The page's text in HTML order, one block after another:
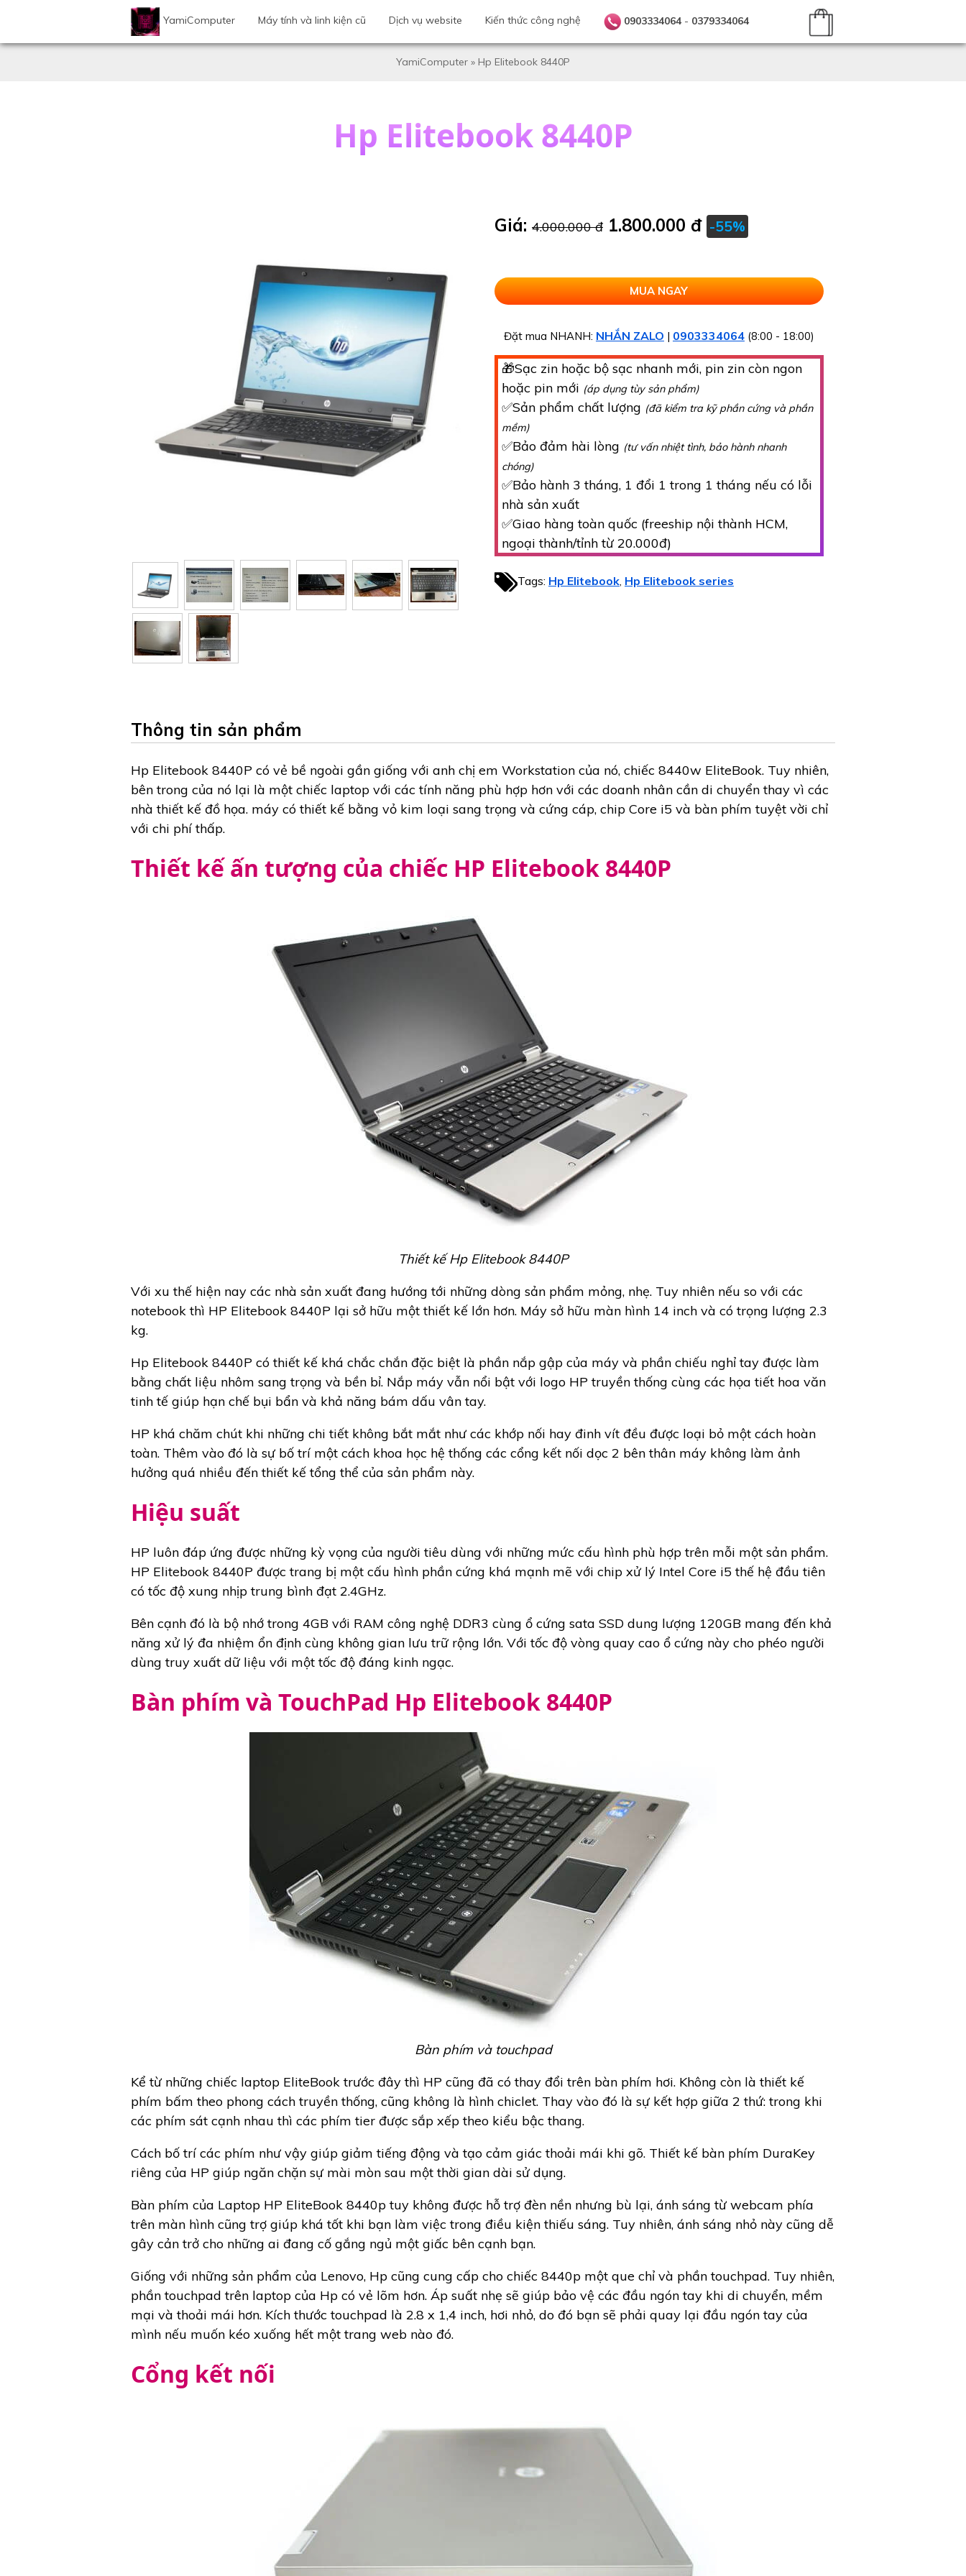
YamiComputer Máy tính và linh kiện cũ Dịch vụ website Kiến thức công nghệ 0903334064- 0379334064
YamiComputer » Hp Elitebook 8440P
Hp Elitebook 8440P
Giá: 4.000.000 đ 1.800.000 đ -55%
Đặt mua NHANH: NHẮN ZALO | 0903334064(8:00 - 18:00)
🎁Sạc zin hoặc bộ sạc nhanh mới, pin zin còn ngon
hoặc pin mới (áp dụng tùy sản phẩm)
✅Sản phẩm chất lượng (đã kiểm tra kỹ phần cứng và phần
mềm)
✅Bảo đảm hài lòng (tư vấn nhiệt tình, bảo hành nhanh
chóng)
✅Bảo hành 3 tháng, 1 đổi 1 trong 1 tháng nếu có lỗi
nhà sản xuất
✅Giao hàng toàn quốc (freeship nội thành HCM,
ngoại thành/tỉnh từ 20.000đ)
Tags: Hp Elitebook, Hp Elitebook series
Thông tin sản phẩm
Hp Elitebook 8440P có vẻ bề ngoài gần giống với anh chị em Workstation của nó, chiếc 8440w EliteBook. Tuy nhiên,
bên trong của nó lại là một chiếc laptop với các tính năng phù hợp hơn với các doanh nhân cần di chuyển thay vì các
nhà thiết kế đồ họa. máy có thiết kế bằng vỏ kim loại sang trọng và cứng cáp, chip Core i5 và bàn phím tuyệt vời chỉ
với chi phí thấp.
Thiết kế ấn tượng của chiếc HP Elitebook 8440P
Thiết kế Hp Elitebook 8440P
Với xu thế hiện nay các nhà sản xuất đang hướng tới những dòng sản phẩm mỏng, nhẹ. Tuy nhiên nếu so với các
notebook thì HP Elitebook 8440P lại sở hữu một thiết kế lớn hơn. Máy sở hữu màn hình 14 inch và có trọng lượng 2.3
kg.
Hp Elitebook 8440P có thiết kế khá chắc chắn đặc biệt là phần nắp gập của máy và phần chiếu nghỉ tay được làm
bằng chất liệu nhôm sang trọng và bền bỉ. Nắp máy vẫn nổi bật với logo HP truyền thống cùng các họa tiết hoa văn
tinh tế giúp hạn chế bụi bẩn và khả năng bám dấu vân tay.
HP khá chăm chút khi những chi tiết không bắt mắt như các khớp nối hay đinh vít đều được loại bỏ một cách hoàn
toàn. Thêm vào đó là sự bố trí một cách khoa học hệ thống các cổng kết nối dọc 2 bên thân máy không làm ảnh
hưởng quá nhiều đến thiết kế tổng thể của sản phẩm này.
Hiệu suất
HP luôn đáp ứng được những kỳ vọng của người tiêu dùng với những mức cấu hình phù hợp trên mỗi một sản phẩm.
HP Elitebook 8440P được trang bị một cấu hình phần cứng khá mạnh mẽ với chip xử lý Intel Core i5 thế hệ đầu tiên
có tốc độ xung nhịp trung bình đạt 2.4GHz.
Bên cạnh đó là bộ nhớ trong 4GB với RAM công nghệ DDR3 cùng ổ cứng sata SSD dung lượng 120GB mang đến khả
năng xử lý đa nhiệm ổn định cùng không gian lưu trữ rộng lớn. Với tốc độ vòng quay cao ổ cứng này cho phéo người
dùng truy xuất dữ liệu với một tốc độ đáng kinh ngạc.
Bàn phím và TouchPad Hp Elitebook 8440P
Bàn phím và touchpad
Kể từ những chiếc laptop EliteBook trước đây thì HP cũng đã có thay đổi trên bàn phím hơi. Không còn là thiết kế
phím bấm theo phong cách truyền thống, cũng không là hình chiclet. Thay vào đó là sự kết hợp giữa 2 thứ: trong khi
các phím sát cạnh nhau thì các phím tier được sắp xếp theo kiểu bậc thang.
Cách bố trí các phím như vậy giúp giảm tiếng động và tạo cảm giác thoải mái khi gõ. Thiết kế bàn phím DuraKey
riêng của HP giúp ngăn chặn sự mài mòn sau một thời gian dài sử dụng.
Bàn phím của Laptop HP EliteBook 8440p tuy không được hỗ trợ đèn nền nhưng bù lại, ánh sáng từ webcam phía
trên màn hình cũng trợ giúp khá tốt khi bạn làm việc trong điều kiện thiếu sáng. Tuy nhiên, ánh sáng nhỏ này cũng dễ
gây cản trở cho những ai đang cố gắng ngủ một giấc bên cạnh bạn.
Giống với những sản phẩm của Lenovo, Hp cũng cung cấp cho chiếc 8440p một que chỉ và phần touchpad. Tuy nhiên,
phần touchpad trên laptop của Hp có vẻ lõm hơn. Áp suất nhẹ sẽ giúp bảo vệ các đầu ngón tay khi di chuyển, mềm
mại và thoải mái hơn. Kích thước touchpad là 2.8 x 1,4 inch, hơi nhỏ, do đó bạn sẽ phải quay lại đầu ngón tay của
mình nếu muốn kéo xuống hết một trang web nào đó.
Cổng kết nối